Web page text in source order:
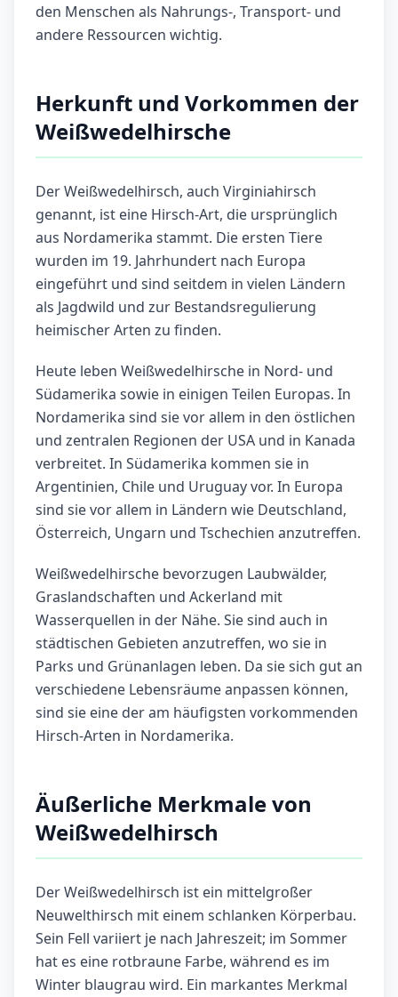
den Menschen als Nahrungs-, Transport- und
andere Ressourcen wichtig.
Herkunft und Vorkommen der
Weißwedelhirsche
Der Weißwedelhirsch, auch Virginiahirsch
genannt, ist eine Hirsch-Art, die ursprünglich
aus Nordamerika stammt. Die ersten Tiere
wurden im 19. Jahrhundert nach Europa
eingeführt und sind seitdem in vielen Ländern
als Jagdwild und zur Bestandsregulierung
heimischer Arten zu finden.
Heute leben Weißwedelhirsche in Nord- und
Südamerika sowie in einigen Teilen Europas. In
Nordamerika sind sie vor allem in den östlichen
und zentralen Regionen der USA und in Kanada
verbreitet. In Südamerika kommen sie in
Argentinien, Chile und Uruguay vor. In Europa
sind sie vor allem in Ländern wie Deutschland,
Österreich, Ungarn und Tschechien anzutreffen.
Weißwedelhirsche bevorzugen Laubwälder,
Graslandschaften und Ackerland mit
Wasserquellen in der Nähe. Sie sind auch in
städtischen Gebieten anzutreffen, wo sie in
Parks und Grünanlagen leben. Da sie sich gut an
verschiedene Lebensräume anpassen können,
sind sie eine der am häufigsten vorkommenden
Hirsch-Arten in Nordamerika.
Äußerliche Merkmale von
Weißwedelhirsch
Der Weißwedelhirsch ist ein mittelgroßer
Neuwelthirsch mit einem schlanken Körperbau.
Sein Fell variiert je nach Jahreszeit; im Sommer
hat es eine rotbraune Farbe, während es im
Winter blaugrau wird. Ein markantes Merkmal